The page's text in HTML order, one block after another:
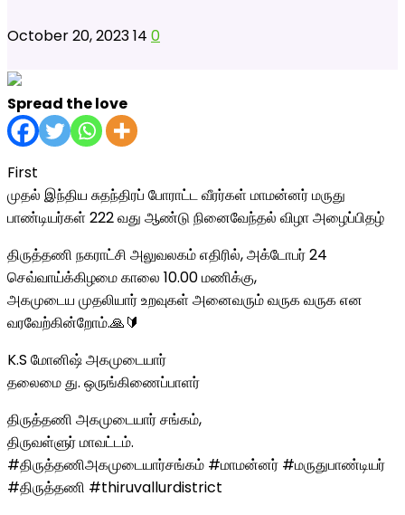
October 20, 202314 0
Spread the love
First
முதல் இந்திய சுதந்திரப் போராட்ட வீரர்கள் மாமன்னர் மருது
பாண்டியர்கள் 222 வது ஆண்டு நினைவேந்தல் விழா அழைப்பிதழ்
திருத்தணி நகராட்சி அலுவலகம் எதிரில், அக்டோபர் 24
செவ்வாய்க்கிழமை காலை 10.00 மணிக்கு,
அகமுடைய முதலியார் உறவுகள் அனைவரும் வருக வருக என
வரவேற்கின்றோம்.🙏🔰
K.S மோனிஷ் அகமுடையார்
தலைமை து. ஒருங்கிணைப்பாளர்
திருத்தணி அகமுடையார் சங்கம்,
திருவள்ளுர் மாவட்டம்.
#திருத்தணிஅகமுடையார்சங்கம் #மாமன்னர் #மருதுபாண்டியர்
#திருத்தணி #thiruvallurdistrict